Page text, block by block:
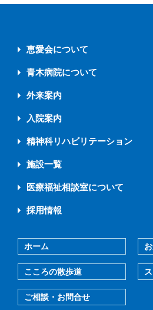
恵愛会について
青木病院について
外来案内
入院案内
精神科リハビリテーション
施設一覧
医療福祉相談室について
採用情報
ホーム
こころの散歩道
ご相談・お問合せ